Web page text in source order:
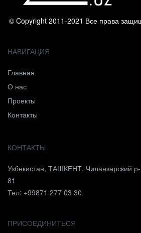
© Copyright 2011-2021 Все права
НАВИГАЦИЯ
Главная
О нас
Проекты
Контакты
КОНТАКТЫ
Узбекистан, ТАШКЕНТ. Чиланзарский
81
Тел: +99871 277 03 30.
ПРИСОЕДИНИТЬСЯ